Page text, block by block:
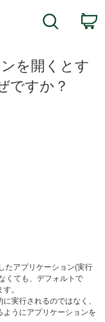
Search
ンを開くとす
ですか？
たアプリケーション(実行
くても、デフォルトで
。
実行されるのではなく、
うにアプリケーションを